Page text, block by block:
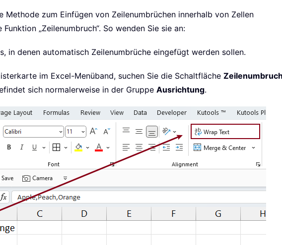
Methode zum Einfügen von Zeilenumbrüchen innerhalb von Zellen
„Zeilenumbruch“. So wenden Sie sie an:
in denen automatisch Zeilenumbrüche eingefügt werden sollen.
im Excel-Menüband, suchen Sie die Schaltfläche Zeilenumbruch
sich normalerweise in der Gruppe Ausrichtung.